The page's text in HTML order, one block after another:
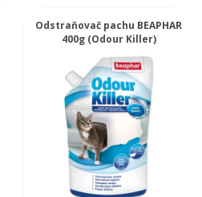
Odstraňovač pachu BEAPHAR
400g (Odour Killer)